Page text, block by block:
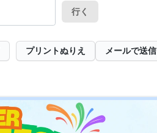
行く
プリントぬりえ メールで送信